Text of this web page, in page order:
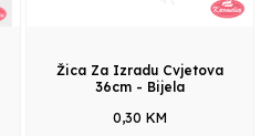
Žica Za Izradu Cvjetova
36cm - Bijela
0,30 KM